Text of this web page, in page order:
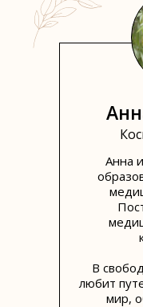
Анна
В
любит
мир,